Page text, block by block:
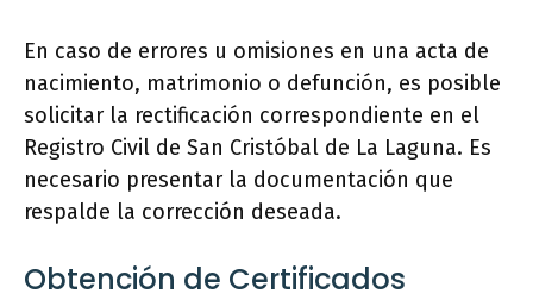
En caso de errores u omisiones en una acta de
nacimiento, matrimonio o defunción, es posible
solicitar la rectificación correspondiente en el
Registro Civil de San Cristóbal de La Laguna. Es
necesario presentar la documentación que
respalde la corrección deseada.
Obtención de Certificados